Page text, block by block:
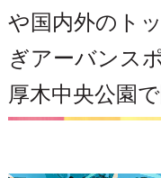
や国内外のト
ぎアーバンス
厚木中央公園